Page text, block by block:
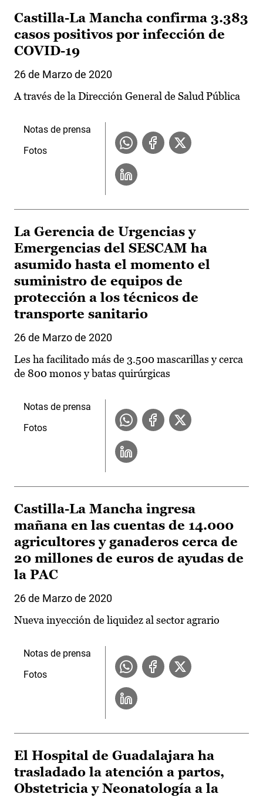
Castilla-La Mancha confirma 3.383
casos positivos por infección de
COVID-19
26 de Marzo de 2020
A través de la Dirección General de Salud Pública
Notas de prensa
Fotos
La Gerencia de Urgencias y
Emergencias del SESCAM ha
asumido hasta el momento el
suministro de equipos de
protección a los técnicos de
transporte sanitario
26 de Marzo de 2020
Les ha facilitado más de 3.500 mascarillas y cerca
de 800 monos y batas quirúrgicas
Notas de prensa
Fotos
Castilla-La Mancha ingresa
mañana en las cuentas de 14.000
agricultores y ganaderos cerca de
20 millones de euros de ayudas de
la PAC
26 de Marzo de 2020
Nueva inyección de liquidez al sector agrario
Notas de prensa
Fotos
El Hospital de Guadalajara ha
trasladado la atención a partos,
Obstetricia y Neonatología a la